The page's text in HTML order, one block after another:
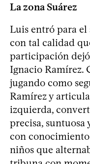
La zona Suárez
Luis entró para
con tal calidad
participación
Ignacio Ramírez.
jugando como
Ramírez y
izquierda,
precisa, suntuosa
con
niños que